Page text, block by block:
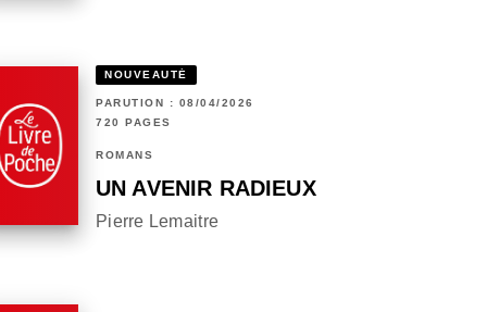
NOUVEAUTÉ
PARUTION : 08/04/2026
720 PAGES
ROMANS
UN AVENIR RADIEUX
Pierre Lemaitre